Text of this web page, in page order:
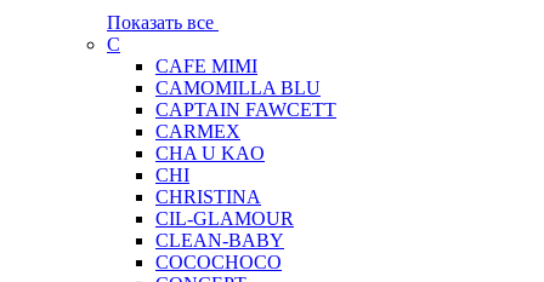
Показать все
C
CAFE MIMI
CAMOMILLA BLU
CAPTAIN FAWCETT
CARMEX
CHA U KAO
CHI
CHRISTINA
CIL-GLAMOUR
CLEAN-BABY
COCOCHOCO